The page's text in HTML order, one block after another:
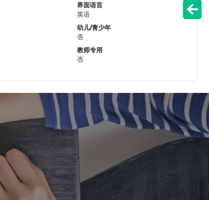
界面语言
英语
幼儿/青少年
否
教师专用
否